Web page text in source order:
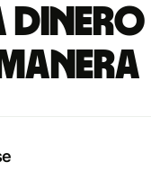
manera